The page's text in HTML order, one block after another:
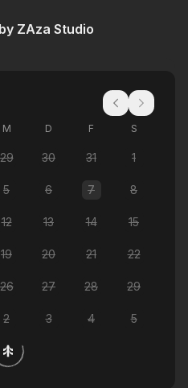
ZAza Studio
M D F S
29 30 31 1
5 6 7 8
12 13 14 15
19 20 21 22
26 27 28 29
2 3 4 5